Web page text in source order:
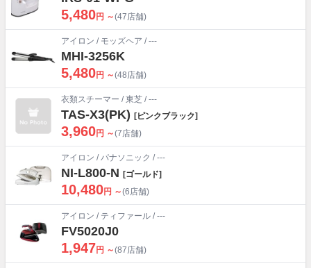
5,480円 ～(47店舗)
アイロン / モッズヘア / ---
MHI-3256K
5,480円 ～(48店舗)
衣類スチーマー /東芝 / ---
TAS-X3(PK) [ピンクブラック]
3,960円 ～(7店舗)
アイロン /パナソニック / ---
NI-L800-N [ゴールド]
10,480円 ～(6店舗)
アイロン / ティファール / ---
FV5020J0
1,947円 ～(87店舗)